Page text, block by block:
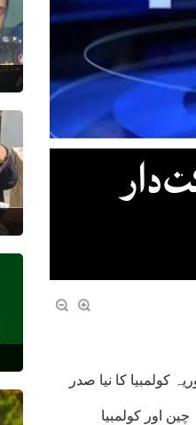
دار
کولمبیا کا نیا صدر
اور کولمبیا